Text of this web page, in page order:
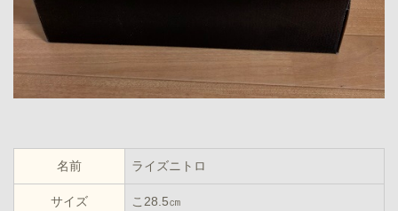
名前 ライズニトロ
サイズ こ28.5㎝